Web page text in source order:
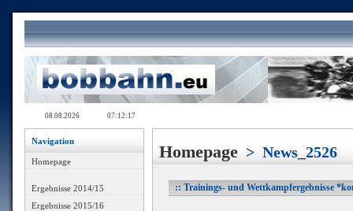
Navigation
Homepage
Ergebnisse 2014/15
Ergebnisse 2015/16
Homepage > News_2526
:: Trainings- und Wettkampfergebnisse